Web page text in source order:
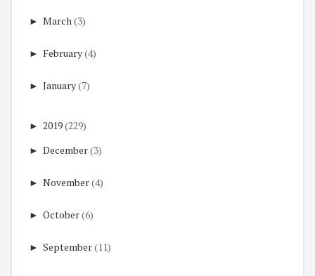
► March(3)
► February(4)
► January(7)
► 2019(229)
► December(3)
► November(4)
► October(6)
► September(11)